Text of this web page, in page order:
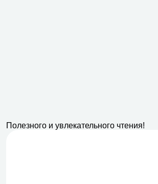
Полезного и увлекательного чтения!